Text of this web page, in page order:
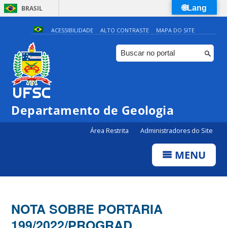
BRASIL
Simplifique!
Comunica BR
Participe
Canais
ACESSIBILIDADE ALTO CONTRASTE MAPA DO SITE
Departamento de Geologia
Área Restrita Administradores do Site
MENU
NOTA SOBRE PORTARIA
🌐Lang